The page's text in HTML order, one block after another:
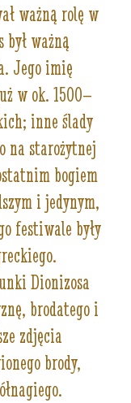
ważną rolę w
ważną
Jego imię
w ok. 1500–
inne ślady
na starożytnej
bogiem
i jedynym,
festiwale były
Dionizosa
brodatego i
zdjęcia
brody,